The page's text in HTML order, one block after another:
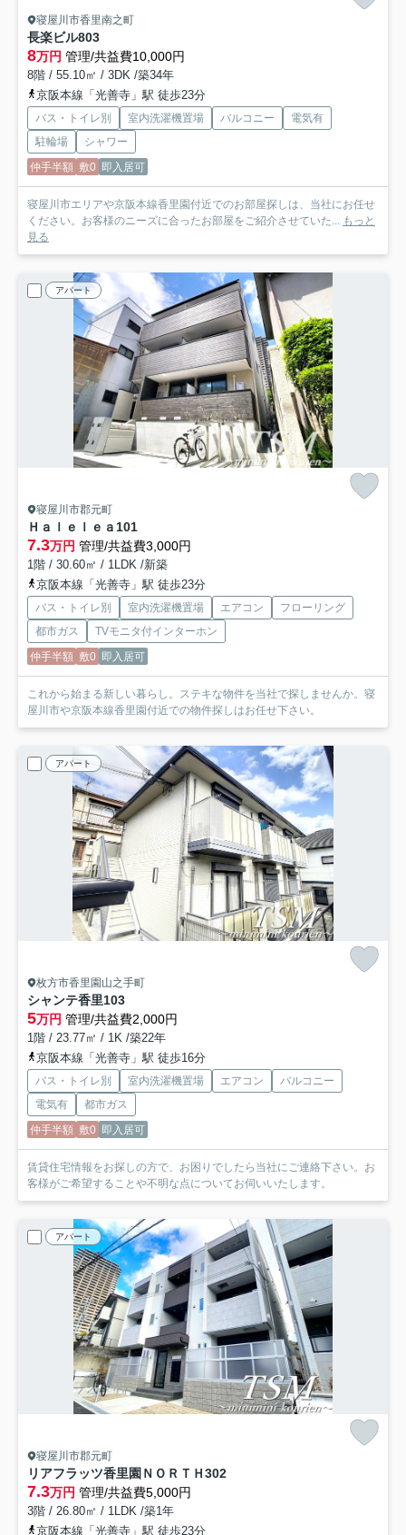
寝屋川市香里南之町
長楽ビル803
8万円 管理/共益費10,000円
8階 / 55.10㎡ / 3DK /築34年
京阪本線「光善寺」駅 徒歩23分
バス・トイレ別 室内洗濯機置場 バルコニー
電気有
駐輪場
シャワー
仲手半額 敷0 即入居可
寝屋川市エリアや京阪本線香里園付近でのお部屋探しは、当社にお任せ
ください。お客様のニーズに合ったお部屋をご紹介させていた... もっと
見る
アパート
寝屋川市郡元町
Ｈａｌｅｌｅａ101
7.3万円 管理/共益費3,000円
1階 / 30.60㎡ / 1LDK /新築
京阪本線「光善寺」駅 徒歩23分
バス・トイレ別 室内洗濯機置場 エアコン
フローリング
都市ガス
TVモニタ付インターホン
仲手半額 敷0 即入居可
これから始まる新しい暮らし。ステキな物件を当社で探しませんか。寝
屋川市や京阪本線香里園付近での物件探しはお任せ下さい。
アパート
枚方市香里園山之手町
シャンテ香里103
5万円 管理/共益費2,000円
1階 / 23.77㎡ / 1K /築22年
京阪本線「光善寺」駅 徒歩16分
バス・トイレ別 室内洗濯機置場 エアコン
バルコニー
電気有
都市ガス
仲手半額 敷0 即入居可
賃貸住宅情報をお探しの方で、お困りでしたら当社にご連絡下さい。お
客様がご希望することや不明な点についてお伺いいたします。
アパート
寝屋川市郡元町
リアフラッツ香里園ＮＯＲＴＨ302
7.3万円 管理/共益費5,000円
3階 / 26.80㎡ / 1LDK /築1年
京阪本線「光善寺」駅 徒歩23分